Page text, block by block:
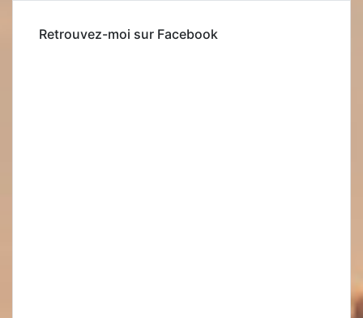
Retrouvez-moi sur Facebook